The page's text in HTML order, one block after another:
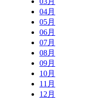
04月
05月
06月
07月
08月
09月
10月
11月
12月